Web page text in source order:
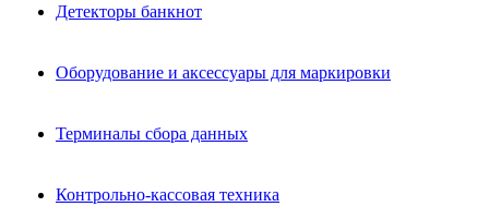
Детекторы банкнот
Оборудование и аксессуары для маркировки
Терминалы сбора данных
Контрольно-кассовая техника